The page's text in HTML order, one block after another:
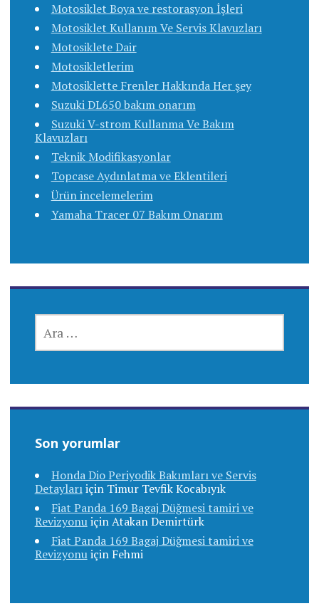
Motosiklet Boya ve restorasyon İşleri
Motosiklet Kullanım Ve Servis Klavuzları
Motosiklete Dair
Motosikletlerim
Motosiklette Frenler Hakkında Her şey
Suzuki DL650 bakım onarım
Suzuki V-strom Kullanma Ve Bakım
Klavuzları
Teknik Modifikasyonlar
Topcase Aydınlatma ve Eklentileri
Ürün incelemelerim
Yamaha Tracer 07 Bakım Onarım
Son yorumlar
Honda Dio Periyodik Bakımları ve Servis
Detaylarıiçin Timur Tevfik Kocabıyık
Fiat Panda 169 Bagaj Düğmesi tamiri ve
RevizyonuiçinAtakan Demirtürk
Fiat Panda 169 Bagaj Düğmesi tamiri ve
Revizyonuiçin Fehmi